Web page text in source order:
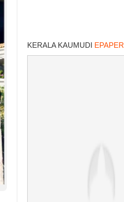
KERALA KAUMUDI EPAPER